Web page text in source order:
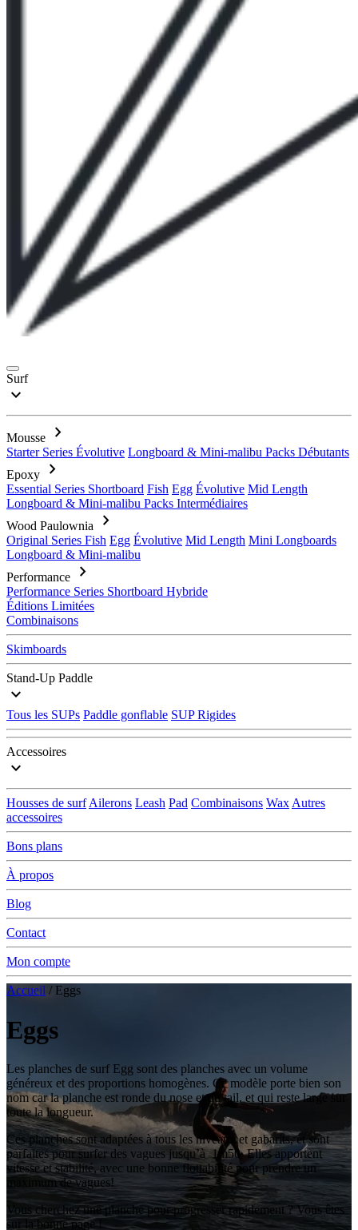
Surf
expand_more
Mousse chevron_right
Starter Series Évolutive Longboard & Mini-malibu Packs Débutants
Epoxy
chevron_right
Essential Series Shortboard Fish Egg Évolutive Mid Length
Longboard & Mini-malibu Packs Intermédiaires
Wood Paulownia
chevron_right
Original Series Fish Egg Évolutive Mid Length Mini Longboards
Longboard & Mini-malibu
Performance
chevron_right
Performance Series Shortboard Hybride
Éditions Limitées
Combinaisons
Skimboards
Stand-Up Paddle
expand_more
Tous les SUPs Paddle gonflable SUP Rigides
Accessoires
expand_more
Housses de surf Ailerons Leash Pad Combinaisons Wax Autres
accessoires
Bons plans
À propos
Blog
Contact
Mon compte
Accueil / Eggs
Eggs
Les planches de surf Egg sont des planches avec un volume
généreux et des proportions homogènes. Ce modèle porte bien son
nom car la planche est ronde du nose et du tail, et qui reste large sur
toute la longueur.
Ces planches sont adaptées à tous les niveaux et gabarits, et sont
parfaites pour surfer des vagues jusqu’à 1m50. Elles apportent
vitesse et stabilité, avec une bonne flottabilité pour prendre un
maximum de vagues!
Vous cherchez une planche pour progresser rapidement ? Vous êtes
sur la bonne page !